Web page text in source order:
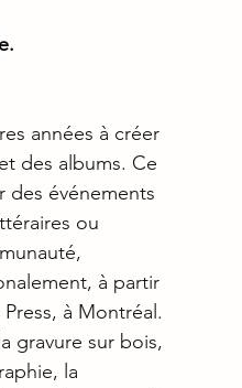
années à créer
des albums. Ce
des événements
ou
à partir
à Montréal.
gravure sur bois,
la